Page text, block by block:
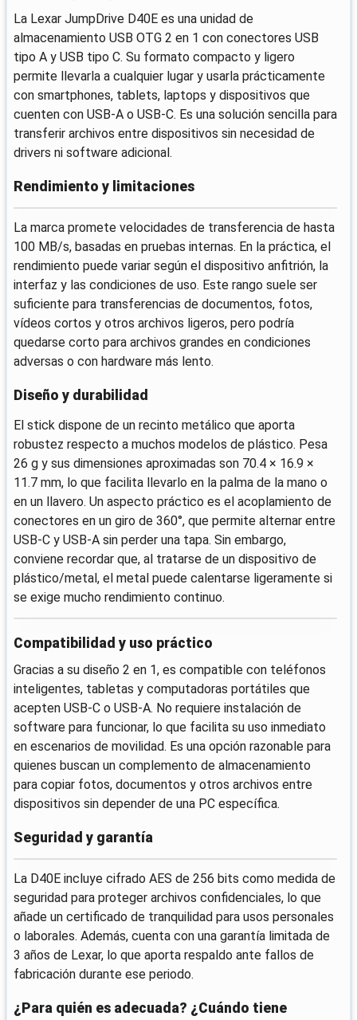
La Lexar JumpDrive D40E es una unidad de
almacenamiento USB OTG 2 en 1 con conectores USB
tipo A y USB tipo C. Su formato compacto y ligero
permite llevarla a cualquier lugar y usarla prácticamente
con smartphones, tablets, laptops y dispositivos que
cuenten con USB-A o USB-C. Es una solución sencilla para
transferir archivos entre dispositivos sin necesidad de
drivers ni software adicional.
Rendimiento y limitaciones
La marca promete velocidades de transferencia de hasta
100 MB/s, basadas en pruebas internas. En la práctica, el
rendimiento puede variar según el dispositivo anfitrión, la
interfaz y las condiciones de uso. Este rango suele ser
suficiente para transferencias de documentos, fotos,
vídeos cortos y otros archivos ligeros, pero podría
quedarse corto para archivos grandes en condiciones
adversas o con hardware más lento.
Diseño y durabilidad
El stick dispone de un recinto metálico que aporta
robustez respecto a muchos modelos de plástico. Pesa
26 g y sus dimensiones aproximadas son 70.4 × 16.9 ×
11.7 mm, lo que facilita llevarlo en la palma de la mano o
en un llavero. Un aspecto práctico es el acoplamiento de
conectores en un giro de 360°, que permite alternar entre
USB-C y USB-A sin perder una tapa. Sin embargo,
conviene recordar que, al tratarse de un dispositivo de
plástico/metal, el metal puede calentarse ligeramente si
se exige mucho rendimiento continuo.
Compatibilidad y uso práctico
Gracias a su diseño 2 en 1, es compatible con teléfonos
inteligentes, tabletas y computadoras portátiles que
acepten USB-C o USB-A. No requiere instalación de
software para funcionar, lo que facilita su uso inmediato
en escenarios de movilidad. Es una opción razonable para
quienes buscan un complemento de almacenamiento
para copiar fotos, documentos y otros archivos entre
dispositivos sin depender de una PC específica.
Seguridad y garantía
La D40E incluye cifrado AES de 256 bits como medida de
seguridad para proteger archivos confidenciales, lo que
añade un certificado de tranquilidad para usos personales
o laborales. Además, cuenta con una garantía limitada de
3 años de Lexar, lo que aporta respaldo ante fallos de
fabricación durante ese periodo.
¿Para quién es adecuada? ¿Cuándo tiene